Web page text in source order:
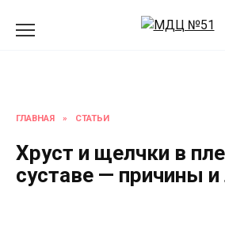
ГЛАВНАЯ » СТАТЬИ
Хруст и щелчки в
суставе — причины и